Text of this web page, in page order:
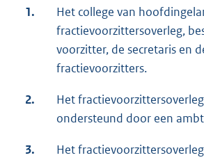
1.
Het college van
fractievoorzittersoverleg,
voorzitter, de secretaris en
fractievoorzitters.
2.
Het
ondersteund door een
3.
Het